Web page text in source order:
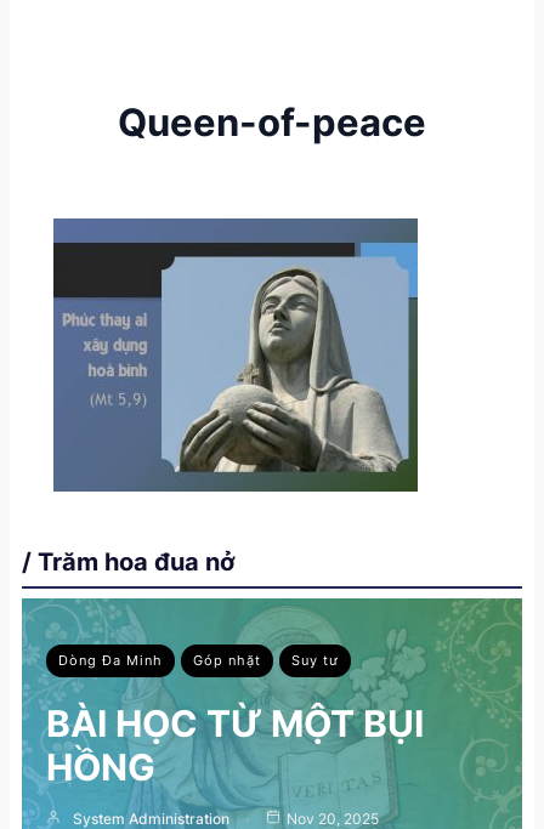
Queen-of-peace
/ Trăm hoa đua nở
Dòng Đa Minh Góp nhặt Suy tư
BÀI HỌC TỪ MỘT BỤI
HỒNG
System Administration
Nov 20, 2025